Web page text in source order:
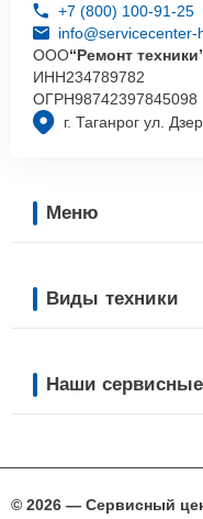
г. Таганрог ул.
+7 (800) 100-91-25
info@servicecenter-
ООО“Ремонт
ИНН234789782
ОГРН98742397845098
Меню
Виды техники
Наши
© 2026 — Сервисный